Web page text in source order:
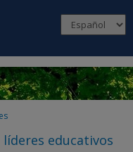
educativos